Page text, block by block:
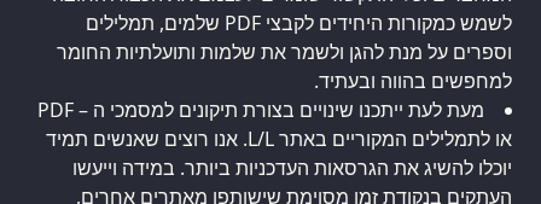
לשמש כמקורות היחידים לקבצי PDF שלמים, תמלילים
וספרים על מנת להגן ולשמר את שלמות ותועלתיות החומר
למחפשים בהווה ובעתיד.
מעת לעת ייתכנו שינויים בצורת תיקונים למסמכי ה – PDF
או לתמלילים המקוריים באתר L/L. אנו רוצים שאנשים תמיד
יוכלו להשיג את הגרסאות העדכניות ביותר. במידה וייעשו
העתקים בנקודת זמן מסוימת שישותפו מאתרים אחרים,